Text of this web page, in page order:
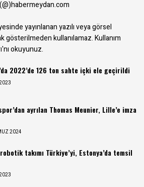
yayınlanan yazılı veya görsel
gösterilmeden kullanılamaz.Kullanım
'nı okuyunuz.
2022’de 126 ton sahte içki ele geçirildi
ayrılan Thomas Meunier, Lille’e imza
2024
takımı Türkiye’yi, Estonya’da temsil